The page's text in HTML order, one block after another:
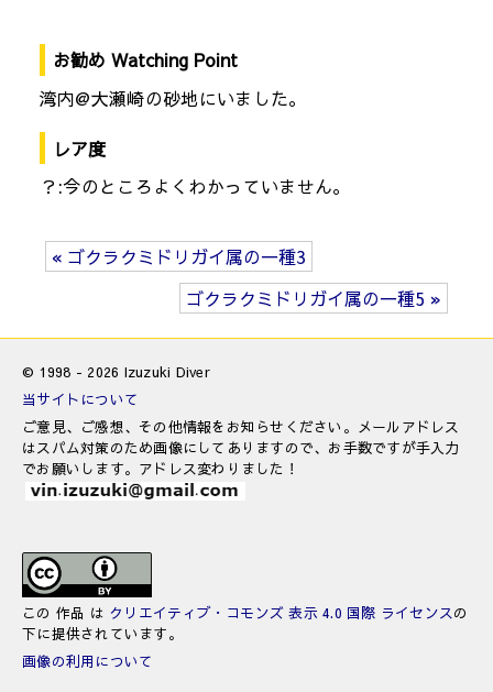
お勧め Watching Point
湾内@大瀬崎の砂地にいました。
レア度
？:今のところよくわかっていません。
« ゴクラクミドリガイ属の一種3
ゴクラクミドリガイ属の一種5 »
© 1998 - 2026 Izuzuki Diver
当サイトについて
ご意見、ご感想、その他情報をお知らせください。メールアドレス
はスパム対策のため画像にしてありますので、お手数ですが手入力
でお願いします。アドレス変わりました！
この 作品 は クリエイティブ・コモンズ 表示 4.0 国際 ライセンスの
下に提供されています。
画像の利用について